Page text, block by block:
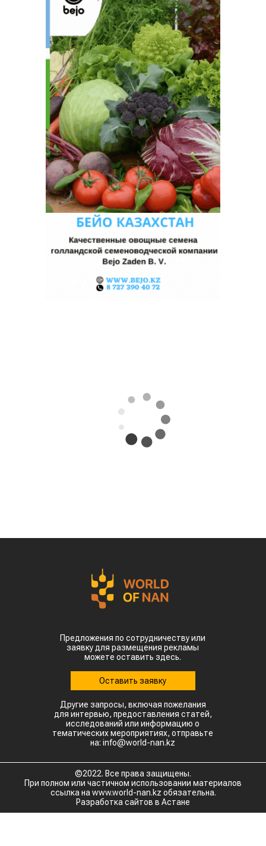
Предложения по сотрудничеству или
заявку для размещения рекламы
можете оставить здесь.
Оставить заявку
Другие запросы, включая пожелания
для интервью, предоставления статей,
исследований или информацию о
тематических мероприятиях, отправьте
на: info@world-nan.kz
©2022. Все права защищены.
При полном или частичном использовании материалов
ссылка на www.world-nan.kz обязательна.
Разработка сайтов в Астане